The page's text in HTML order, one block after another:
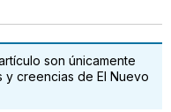
son únicamente
creencias de El Nuevo